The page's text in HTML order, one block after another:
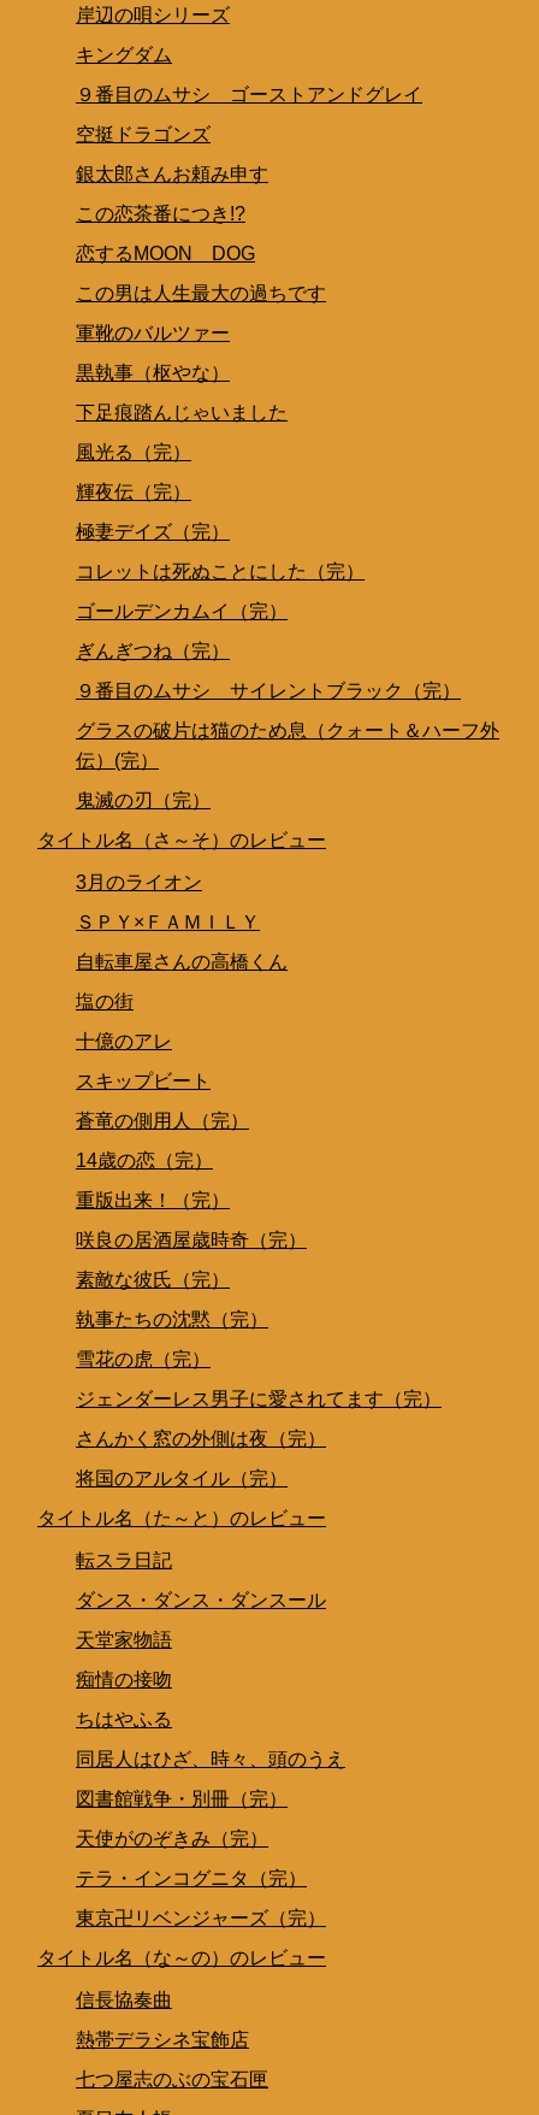
岸辺の唄シリーズ
キングダム
９番目のムサシ ゴーストアンドグレイ
空挺ドラゴンズ
銀太郎さんお頼み申す
この恋茶番につき!?
恋するMOON DOG
この男は人生最大の過ちです
軍靴のバルツァー
黒執事（枢やな）
下足痕踏んじゃいました
風光る（完）
輝夜伝（完）
極妻デイズ（完）
コレットは死ぬことにした（完）
ゴールデンカムイ（完）
ぎんぎつね（完）
９番目のムサシ サイレントブラック（完）
グラスの破片は猫のため息（クォート＆ハーフ外
伝）(完）
鬼滅の刃（完）
タイトル名（さ～そ）のレビュー
3月のライオン
ＳＰＹ×ＦＡＭＩＬＹ
自転車屋さんの高橋くん
塩の街
十億のアレ
スキップビート
蒼竜の側用人（完）
14歳の恋（完）
重版出来！（完）
咲良の居酒屋歳時奇（完）
素敵な彼氏（完）
執事たちの沈黙（完）
雪花の虎（完）
ジェンダーレス男子に愛されてます（完）
さんかく窓の外側は夜（完）
将国のアルタイル（完）
タイトル名（た～と）のレビュー
転スラ日記
ダンス・ダンス・ダンスール
天堂家物語
痴情の接吻
ちはやふる
同居人はひざ、時々、頭のうえ
図書館戦争・別冊（完）
天使がのぞきみ（完）
テラ・インコグニタ（完）
東京卍リベンジャーズ（完）
タイトル名（な～の）のレビュー
信長協奏曲
熱帯デラシネ宝飾店
七つ屋志のぶの宝石匣